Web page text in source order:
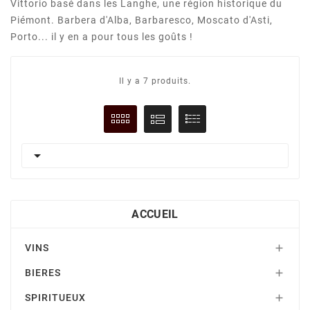
Vittorio basé dans les Langhe, une région historique du
Piémont. Barbera d'Alba, Barbaresco, Moscato d'Asti,
Porto... il y en a pour tous les goûts !
Il y a 7 produits.

ACCUEIL
VINS 
BIERES 
SPIRITUEUX 